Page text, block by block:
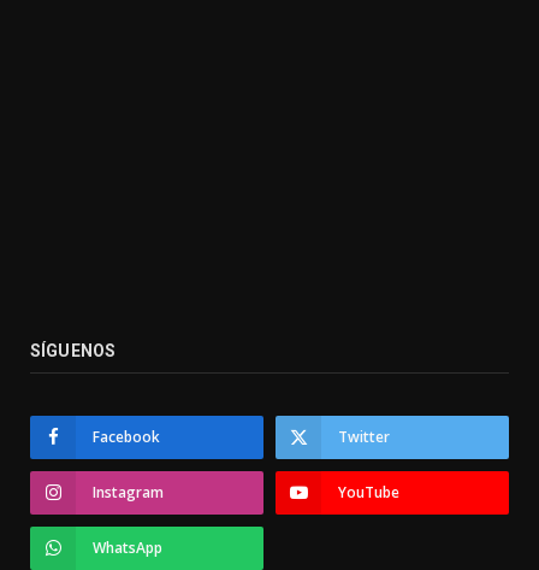
SÍGUENOS
Facebook Twitter
Instagram YouTube
WhatsApp